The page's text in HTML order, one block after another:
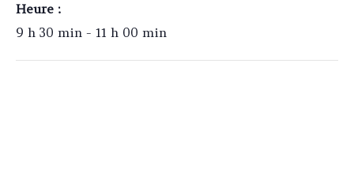
Heure :
9 h 30 min - 11 h 00 min